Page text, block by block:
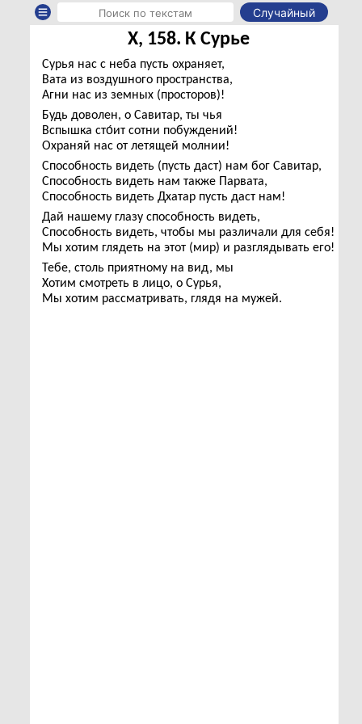
Случайный
X, 158. К Сурье
Сурья нас с неба пусть охраняет,
Вата из воздушного пространства,
Агни нас из земных (просторов)!
Будь доволен, о Савитар, ты чья
Вспышка сто́ит сотни побуждений!
Охраняй нас от летящей молнии!
Способность видеть (пусть даст) нам бог Савитар,
Способность видеть нам также Парвата,
Способность видеть Дхатар пусть даст нам!
Дай нашему глазу способность видеть,
Способность видеть, чтобы мы различали для себя!
Мы хотим глядеть на этот (мир) и разглядывать его!
Тебе, столь приятному на вид, мы
Хотим смотреть в лицо, о Сурья,
Мы хотим рассматривать, глядя на мужей.